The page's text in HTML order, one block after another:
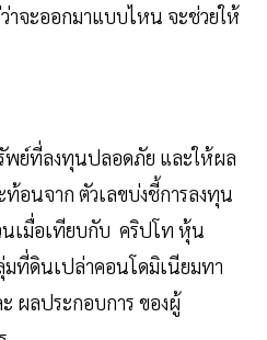
จะออกมาแบบไหน จะช่วยให้
พย์ที่ลงทุนปลอดภัย และให้ผล
อนจาก ตัวเลขบ่งชี้การลงทุน
เมื่อเทียบกับ คริปโท หุ้น
มที่ดินเปล่าคอนโดมิเนียมทา
ผลประกอบการ ของผู้